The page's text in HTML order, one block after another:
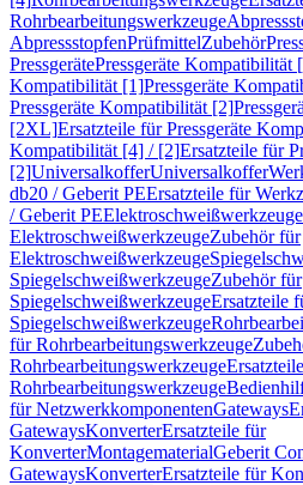
Rohrbearbeitungswerkzeuge
AbpressstopfenPrüfmittelZubehör
PressgerätePressgeräte Kompatibilität
Kompatibilität [1]Pressgeräte
Pressgeräte Kompatibilität [2]
[2XL]Ersatzteile für Pressgeräte
Kompatibilität [4] / [2]Ersatzteile für
[2]UniversalkofferUniversalkoffer
db20 / Geberit PEErsatzteile für
/ Geberit PEElektroschweißwerkzeuge
ElektroschweißwerkzeugeZubehör für
Elektroschweißwerkzeuge
SpiegelschweißwerkzeugeZubehör für
SpiegelschweißwerkzeugeErsatzteile
Spiegelschweißwerkzeuge
für Rohrbearbeitungswerkzeuge
Rohrbearbeitungswerkzeuge
Rohrbearbeitungswerkzeuge
für NetzwerkkomponentenGateways
GatewaysKonverterErsatzteile für
KonverterMontagematerialGeberit
GatewaysKonverterErsatzteile für